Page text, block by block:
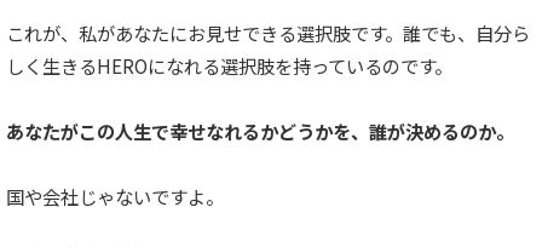
これが、私があなたにお見せできる選択肢です。誰でも、自分ら
しく生きるHEROになれる選択肢を持っているのです。
あなたがこの人生で幸せなれるかどうかを、誰が決めるのか。
国や会社じゃないですよ。